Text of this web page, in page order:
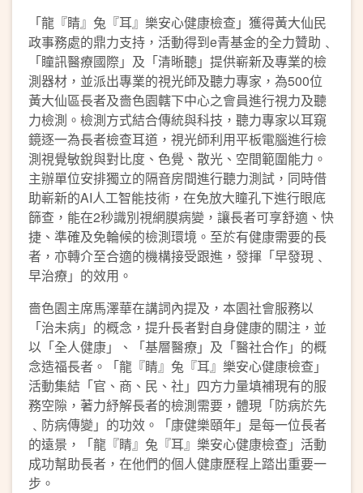
「龍『睛』兔『耳』樂安心健康檢查」獲得黃大仙民
政事務處的鼎力支持，活動得到e青基金的全力贊助﹑
「瞳訊醫療國際」及「清晰聽」提供嶄新及專業的檢
測器材，並派出專業的視光師及聽力專家，為500位
黃大仙區長者及嗇色園轄下中心之會員進行視力及聽
力檢測。檢測方式結合傳統與科技，聽力專家以耳窺
鏡逐一為長者檢查耳道，視光師利用平板電腦進行檢
測視覺敏銳與對比度、色覺、散光、空間範圍能力。
主辦單位安排獨立的隔音房間進行聽力測試，同時借
助嶄新的AI人工智能技術，在免放大瞳孔下進行眼底
篩查，能在2秒識別視網膜病變，讓長者可享舒適、快
捷、準確及免輪候的檢測環境。至於有健康需要的長
者，亦轉介至合適的機構接受跟進，發揮「早發現﹑
早治療」的效用。
嗇色園主席馬澤華在講詞內提及，本園社會服務以
「治未病」的概念，提升長者對自身健康的關注，並
以「全人健康」、「基層醫療」及「醫社合作」的概
念造福長者。「龍『睛』兔『耳』樂安心健康檢查」
活動集結「官、商、民、社」四方力量填補現有的服
務空隙，著力紓解長者的檢測需要，體現「防病於先
﹑防病傳變」的功效。「康健樂頤年」是每一位長者
的遠景，「龍『睛』兔『耳』樂安心健康檢查」活動
成功幫助長者，在他們的個人健康歷程上踏出重要一
步。